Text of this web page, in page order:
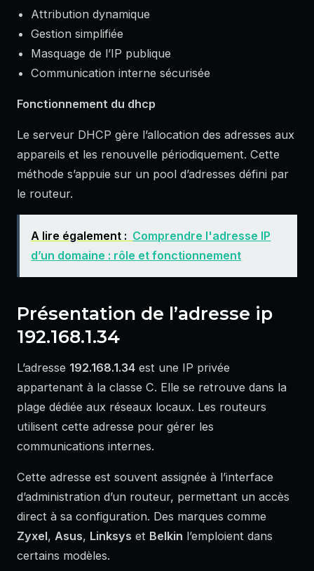
Attribution dynamique
Gestion simplifiée
Masquage de l’IP publique
Communication interne sécurisée
Fonctionnement du dhcp
Le serveur DHCP gère l’allocation des adresses aux
appareils et les renouvelle périodiquement. Cette
méthode s’appuie sur un pool d’adresses défini par
le routeur.
A lire également : Comprendre l'adresse IP
d’un domaine : rôle et fonctionnement
Présentation de l’adresse ip
192.168.1.34
L’adresse 192.168.1.34 est une IP privée
appartenant à la classe C. Elle se retrouve dans la
plage dédiée aux réseaux locaux. Les routeurs
utilisent cette adresse pour gérer les
communications internes.
Cette adresse est souvent assignée à l’interface
d’administration d’un routeur, permettant un accès
direct à sa configuration. Des marques comme
Zyxel, Asus, Linksys et Belkin l’emploient dans
certains modèles.